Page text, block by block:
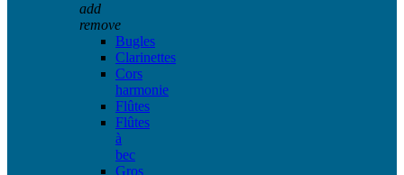
add
remove
Bugles
Clarinettes
Cors
harmonie
Flûtes
Flûtes
à
bec
Gros